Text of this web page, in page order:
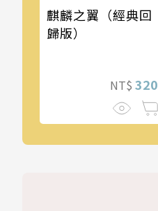
麒麟之翼（經典回
歸版）
NT$ 320